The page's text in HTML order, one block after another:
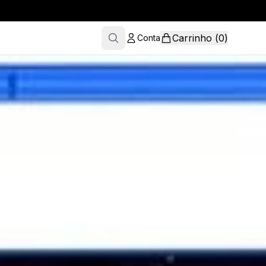
Conta Carrinho (0)